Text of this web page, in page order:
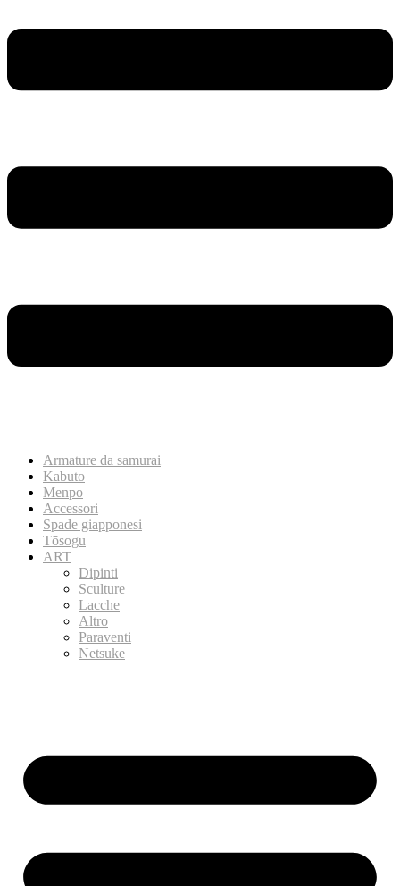
Armature da samurai
Kabuto
Menpo
Accessori
Spade giapponesi
Tōsogu
ART
Dipinti
Sculture
Lacche
Altro
Paraventi
Netsuke